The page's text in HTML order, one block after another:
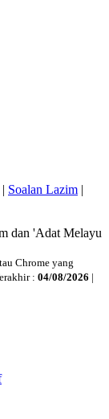
Soalan Lazim
dan 'Adat Melayu
Chrome yang
: 04/08/2026 |